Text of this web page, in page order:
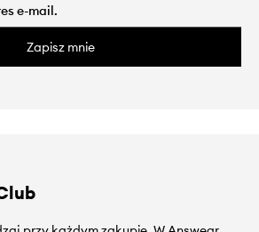
Zapisz mnie